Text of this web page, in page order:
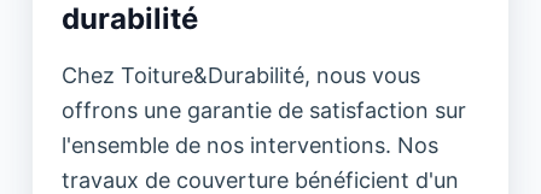
durabilité
Chez Toiture&Durabilité, nous vous
offrons une garantie de satisfaction sur
l'ensemble de nos interventions. Nos
travaux de couverture bénéficient d'un